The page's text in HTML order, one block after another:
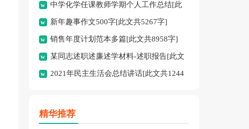
防“双控”工作方案[此文共2850字]
中学化学任课教师学期个人工作总结[此
文共1212字]
新年趣事作文500字[此文共5267字]
销售年度计划范本多篇[此文共8958字]
某同志述职述廉述学材料-述职报告[此文
共8362字]
2021年民主生活会总结讲话[此文共1244
精华推荐